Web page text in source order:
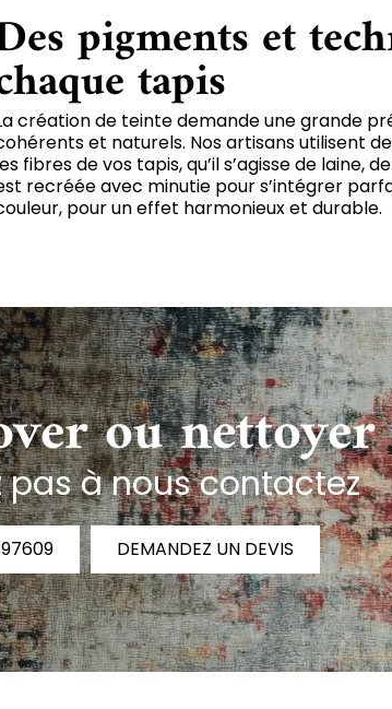
pigments et
tapis
création de teinte demande une grande
et naturels. Nos artisans utilisent
fibres de vos tapis, qu’il s’agisse de laine,
recréée avec minutie pour s’intégrer
pour un effet harmonieux et durable.
ou
pas à nous contactez
DEMANDEZ UN DEVIS